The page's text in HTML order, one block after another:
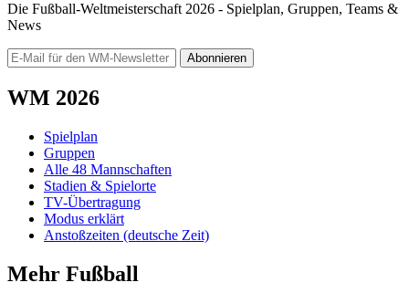
Die Fußball-Weltmeisterschaft 2026 - Spielplan, Gruppen, Teams &
News
Abonnieren
WM 2026
Spielplan
Gruppen
Alle 48 Mannschaften
Stadien & Spielorte
TV-Übertragung
Modus erklärt
Anstoßzeiten (deutsche Zeit)
Mehr Fußball